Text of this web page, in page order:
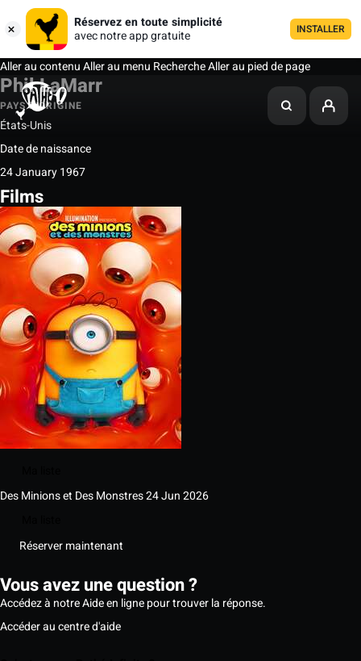
Réservez en toute simplicité
avec notre app gratuite
INSTALLER
Aller au contenuAller au menu RechercheAller au pied de page
Phil LaMarr
PAYS D'ORIGINE
États-Unis
Date de naissance
24 January 1967
Films
Des Minions et Des Monstres24 Jun 2026
Réserver maintenant
Vous avez une question ?
Accédez à notre Aide en ligne pour trouver la réponse.
Accéder au centre d'aide